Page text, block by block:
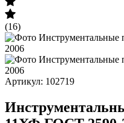
(16)
Артикул: 102719